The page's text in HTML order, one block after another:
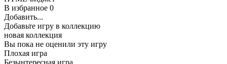
В избранное 0
Добавить...
Добавьте игру в коллекцию
новая коллекция
Вы пока не оценили эту игру
Плохая игра
Безынтересная игра